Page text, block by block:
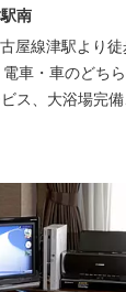
南
屋線津駅より
車・車のどち
ス、大浴場完
。ビジネスに
供します。